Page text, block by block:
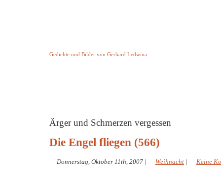
Gedichte und Bilder von Gerhard Ledwina
Ärger und Schmerzen vergessen
Die Engel fliegen (566)
Donnerstag, Oktober 11th, 2007 | Weihnacht | Keine